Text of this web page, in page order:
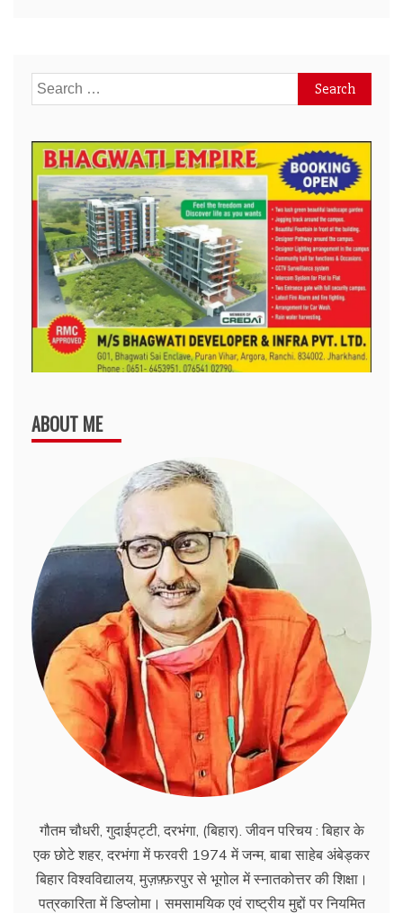
Search
for:
ABOUT ME
गौतम चौधरी, गुदाईपट्टी, दरभंगा, (बिहार). जीवन परिचय : बिहार के
एक छोटे शहर, दरभंगा में फरवरी 1974 में जन्म, बाबा साहेब अंबेड्कर
बिहार विश्वविद्यालय, मुज़फ़्फ़रपुर से भूगोल में स्नातकोत्तर की शिक्षा।
पत्रकारिता में डिप्लोमा। समसामयिक एवं राष्ट्रीय मुद्दों पर नियमित